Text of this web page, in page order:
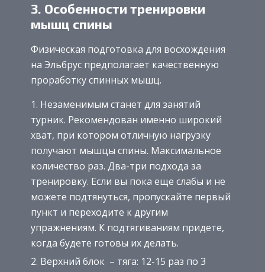
3. Особенности тренировки
мышц спины
Физическая подготовка для восхождения
на Эльбрус предполагает качественную
проработку спинных мышц.
Незаменимым станет для занятий
турник. Рекомендован именно широкий
хват, при котором отличную нагрузку
получают мышцы спины. Максимальное
количество раз. Два-три подхода за
тренировку. Если вы пока еще слабы и не
можете подтянуться, пропускайте первый
пункт и переходите к другим
упражнениям. К подтягиваниям придете,
когда будете готовы их делать.
Верхний блок – тяга: 12-15 раз по 3